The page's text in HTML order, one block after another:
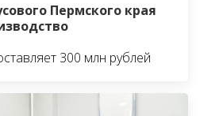
Пермского края
300 млн рублей